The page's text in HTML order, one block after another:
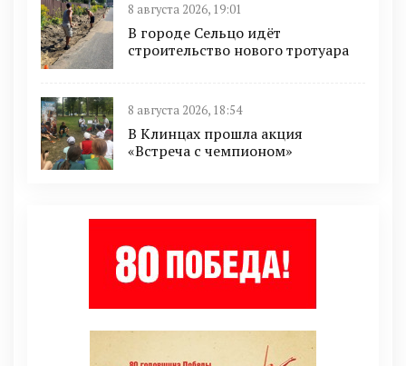
8 августа 2026, 19:01
В городе Сельцо идёт
строительство нового тротуара
8 августа 2026, 18:54
В Клинцах прошла акция
«Встреча с чемпионом»